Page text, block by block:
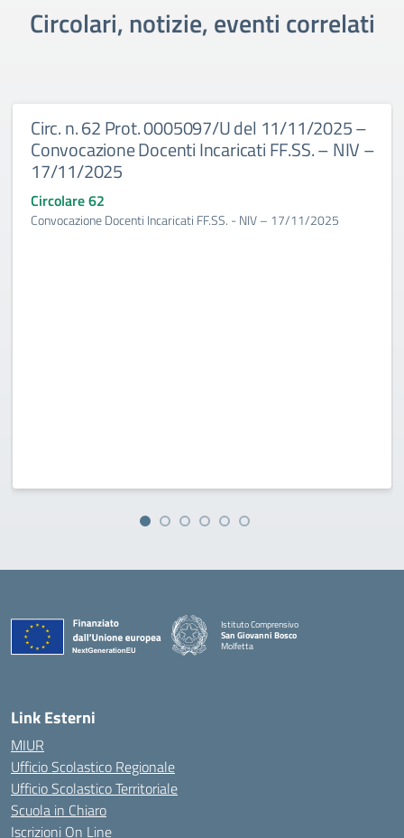
Circolari, notizie, eventi correlati
Circ. n. 62 Prot. 0005097/U del 11/11/2025 –
Convocazione Docenti Incaricati FF.SS. – NIV –
17/11/2025
Circolare 62
Convocazione Docenti Incaricati FF.SS. - NIV – 17/11/2025
Istituto Comprensivo
San Giovanni Bosco
Molfetta
Link Esterni
MIUR
Ufficio Scolastico Regionale
Ufficio Scolastico Territoriale
Scuola in Chiaro
Iscrizioni On Line